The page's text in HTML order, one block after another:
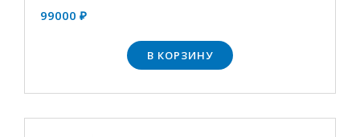
99000 ₽
В КОРЗИНУ